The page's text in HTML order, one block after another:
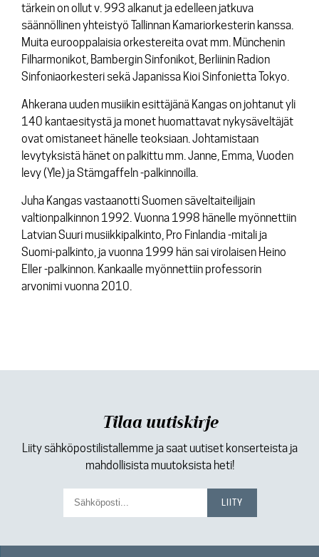
tärkein on ollut v. 993 alkanut ja edelleen jatkuva
säännöllinen yhteistyö Tallinnan Kamariorkesterin kanssa.
Muita eurooppalaisia orkestereita ovat mm. Münchenin
Filharmonikot, Bambergin Sinfonikot, Berliinin Radion
Sinfoniaorkesteri sekä Japanissa Kioi Sinfonietta Tokyo.
Ahkerana uuden musiikin esittäjänä Kangas on johtanut yli
140 kantaesitystä ja monet huomattavat nykysäveltäjät
ovat omistaneet hänelle teoksiaan. Johtamistaan
levytyksistä hänet on palkittu mm. Janne, Emma, Vuoden
levy (Yle) ja Stämgaffeln -palkinnoilla.
Juha Kangas vastaanotti Suomen säveltaiteilijain
valtionpalkinnon 1992. Vuonna 1998 hänelle myönnettiin
Latvian Suuri musiikkipalkinto, Pro Finlandia -mitali ja
Suomi-palkinto, ja vuonna 1999 hän sai virolaisen Heino
Eller -palkinnon. Kankaalle myönnettiin professorin
arvonimi vuonna 2010.
Tilaa uutiskirje
Liity sähköpostilistallemme ja saat uutiset konserteista ja
mahdollisista muutoksista heti!